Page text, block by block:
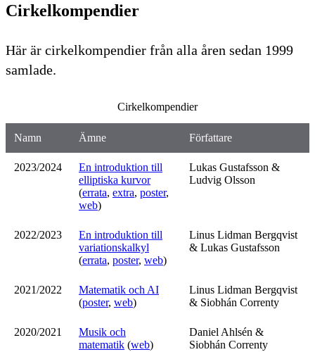
Cirkelkompendier
Här är cirkelkompendier från alla åren sedan 1999
samlade.
Cirkelkompendier
Namn Ämne Författare
2023/2024
En introduktion till
elliptiska kurvor
(errata, extra, poster,
web)
Lukas Gustafsson &
Ludvig Olsson
2022/2023
En introduktion till
variationskalkyl
(errata, poster, web)
Linus Lidman Bergqvist
& Lukas Gustafsson
2021/2022
Matematik och AI
(poster, web)
Linus Lidman Bergqvist
& Siobhán Correnty
2020/2021
Musik och
matematik (web)
Daniel Ahlsén &
Siobhán Correnty